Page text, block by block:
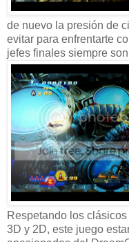
de nuevo la presión de
evitar para enfrentarte
jefes finales siempre
Respetando los
3D y 2D, este juego